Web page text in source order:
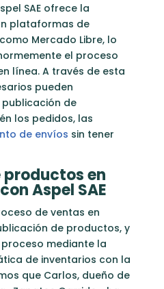
SAE ofrece la
plataformas de
Mercado Libre, lo
el proceso
línea. A través de esta
pueden
de
los pedidos, las
de envíos sin tener
en
Aspel SAE
de ventas en
de productos, y
proceso mediante la
de inventarios con la
que Carlos, dueño de